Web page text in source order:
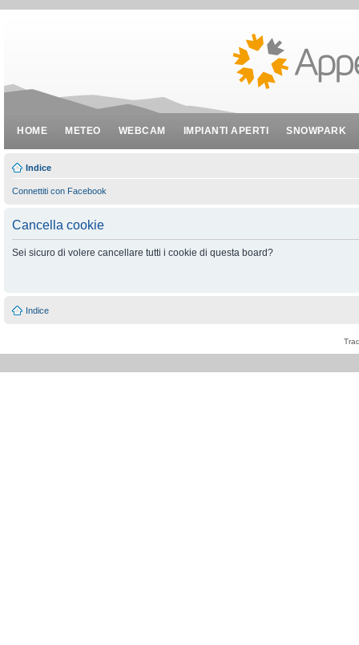
HOME METEO WEBCAM IMPIANTI APERTI SNOWPARK
Indice
Connettiti con Facebook
Cancella cookie
Sei sicuro di volere cancellare tutti i cookie di questa board?
Indice